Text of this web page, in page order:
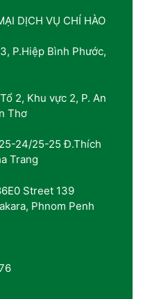
DỊCH VỤ CHÍ HÀO
P.Hiệp Bình Phước,
2, Khu vực 2, P. An
Thơ
24/25-25 Đ.Thích
Trang
Street 139
Phnom Penh